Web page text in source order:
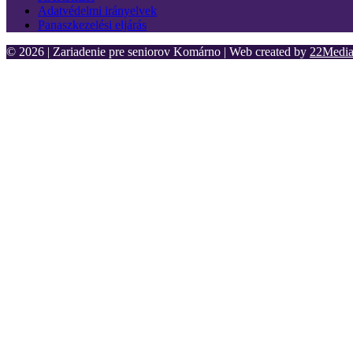
Adatvédelmi irányelvek
Panaszkezelési eljárás
© 2026 | Zariadenie pre seniorov Komárno | Web created by